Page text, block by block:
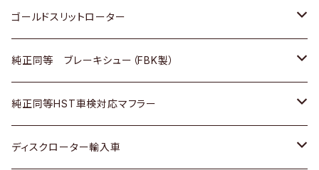
三菱ふそう
ＢＭＷ
三菱ふそう
その他
スバル
マツダ
三菱
スバル
三菱
ダイハツ
マツダ
三菱
スバル
日産
いすゞ
ダイハツ
マツダ
スズキ
日産
ダイハツ
マツダ
ホンダ
日産
いすゞ
ダイハツ
トヨタ
ホンダ
スズキ
日産
ゴールドスリットローター
トヨタ
ホンダ
スズキ
純正同等 ブレーキシュー（FBK製）
ホンダ
スズキ
純正同等HST車検対応マフラー
トヨタ
ディスクローター輸入車